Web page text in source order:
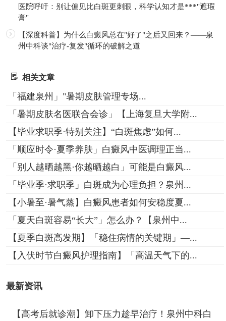
医院呼吁：别让偏见比白斑更刺眼，科学认知才是***"遮瑕
膏"
【深度科普】为什么白癜风总在"好了"之后又回来？——泉
州中科谈"治疗-复发"循环的破解之道
相关文章
「福建泉州」"暑期皮肤管理专场...
「暑期皮肤名医联合会诊」【上海复旦大学附...
【毕业求职季·特别关注】“白斑焦虑”如何...
「顺应时令·夏季养肤」白癜风中医调理正当...
「别人越晒越黑·你越晒越白」可能是白癜风...
「毕业季·求职季」白斑成为心理负担？泉州...
【小暑至·暑气蒸】白癜风患者如何安稳度夏...
「夏天白斑容易“长大”」怎么办？【泉州中...
【夏季白斑高发期】「稳住病情的关键期」—...
【入伏时节白癜风护理指南】「高温天气下的...
最新资讯
【高考后就诊潮】卸下压力趁早治疗！泉州中科白